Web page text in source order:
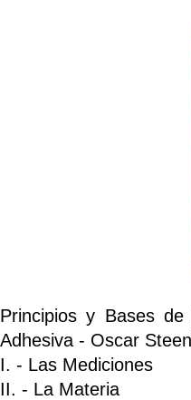
Principios y Bases
Adhesiva - Oscar
I. - Las Mediciones
II. - La Materia